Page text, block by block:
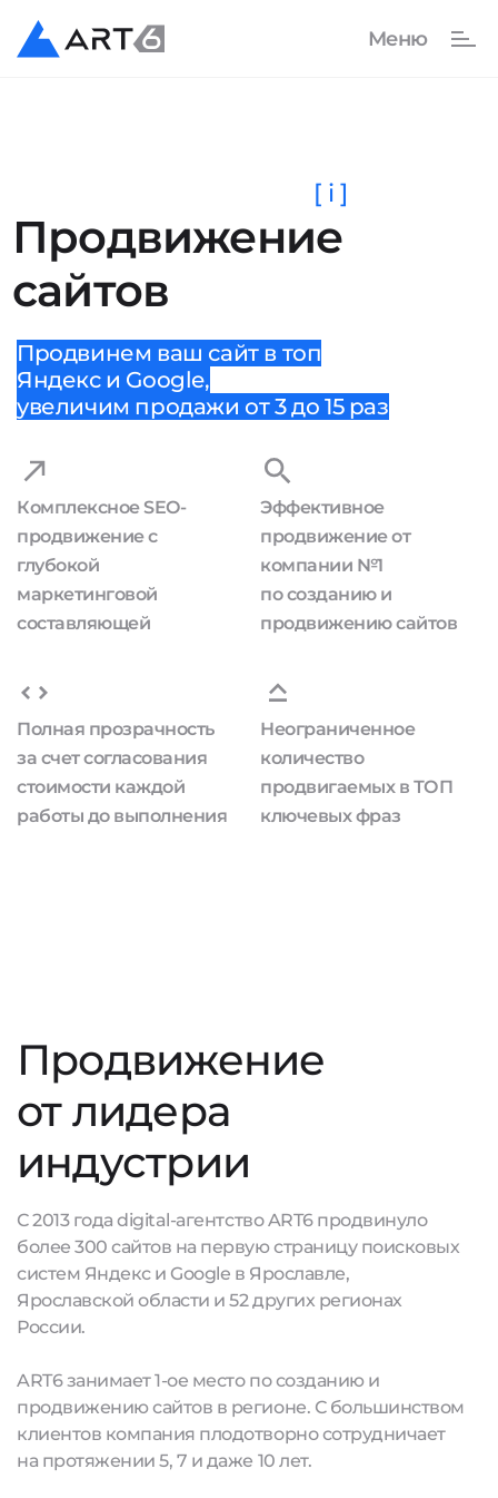
Продвижение
сайтов
[ i ]
Продвинем ваш сайт в топ
Яндекс и Google,
увеличим продажи от 3 до 15 раз
Комплексное SEO-
продвижение с
глубокой
маркетинговой
составляющей
Эффективное
продвижение от
компании №1
по созданию и
продвижению сайтов
Полная прозрачность
за счет согласования
стоимости каждой
работы до выполнения
Неограниченное
количество
продвигаемых в ТОП
ключевых фраз
Продвижение
от лидера
индустрии
С 2013 года digital-агентство ART6 продвинуло
более 300 сайтов на первую страницу поисковых
систем Яндекс и Google в Ярославле,
Ярославской области и 52 других регионах
России.
ART6 занимает 1-ое место по созданию и
продвижению сайтов в регионе. С большинством
клиентов компания плодотворно сотрудничает
на протяжении 5, 7 и даже 10 лет.